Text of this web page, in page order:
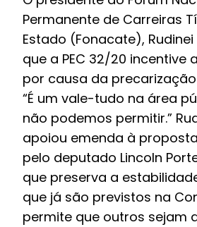
Permanente de Carreiras
Estado (Fonacate),
que a PEC 32/20 incentive
por causa da
“É um vale-tudo na área
não podemos permitir.”
apoiou emenda à
pelo deputado Lincoln
que preserva a
que já são previstos na
permite que outros sejam